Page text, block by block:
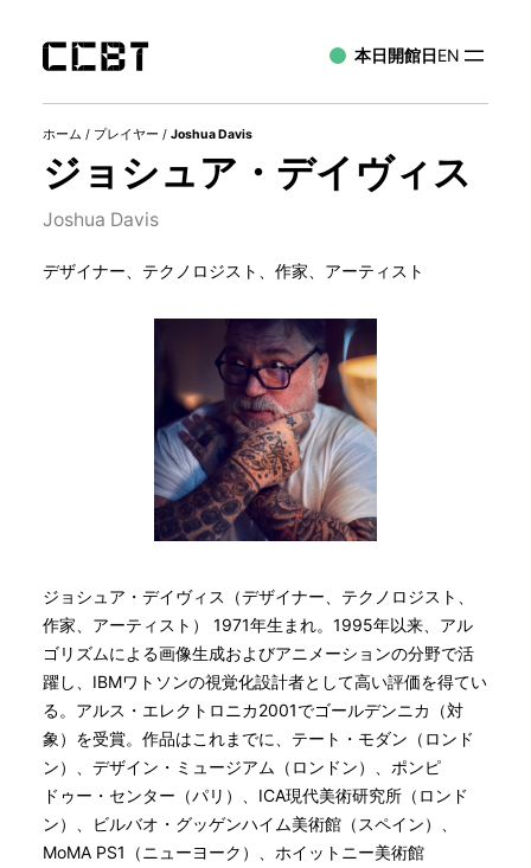
本日開館日EN
ホーム / プレイヤー / Joshua Davis
ジョシュア・デイヴィス
Joshua Davis
デザイナー、テクノロジスト、作家、アーティスト
ジョシュア・デイヴィス（デザイナー、テクノロジスト、
作家、アーティスト） 1971年生まれ。1995年以来、アル
ゴリズムによる画像生成およびアニメーションの分野で活
躍し、IBMワトソンの視覚化設計者として高い評価を得てい
る。アルス・エレクトロニカ2001でゴールデンニカ（対
象）を受賞。作品はこれまでに、テート・モダン（ロンド
ン）、デザイン・ミュージアム（ロンドン）、ポンピ
ドゥー・センター（パリ）、ICA現代美術研究所（ロンド
ン）、ビルバオ・グッゲンハイム美術館（スペイン）、
MoMA PS1（ニューヨーク）、ホイットニー美術館